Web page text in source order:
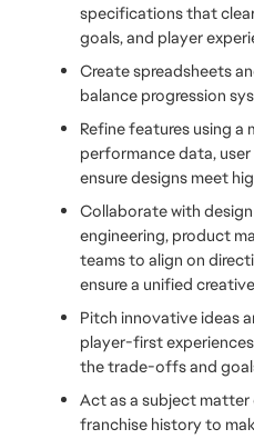
specifications that
goals, and player
Create spreadsheets
balance progression
Refine features using a
performance data,
ensure designs meet
Collaborate with
engineering, product
teams to align on
ensure a unified
Pitch innovative ideas
player-first
the trade-offs and
Act as a subject matter
franchise history to